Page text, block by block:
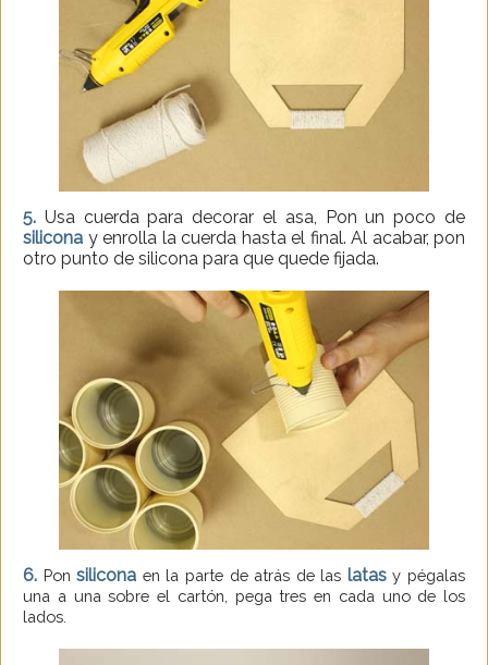
5. Usa cuerda para decorar el asa, Pon un poco de
silicona y enrolla la cuerda hasta el final. Al acabar, pon
otro punto de silicona para que quede fijada.
6. Ponsilicona en la parte de atrás de las latas y pégalas
una a una sobre el cartón, pega tres en cada uno de los
lados.